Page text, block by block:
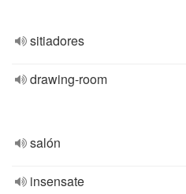
sitiadores
drawing-room
salón
insensate